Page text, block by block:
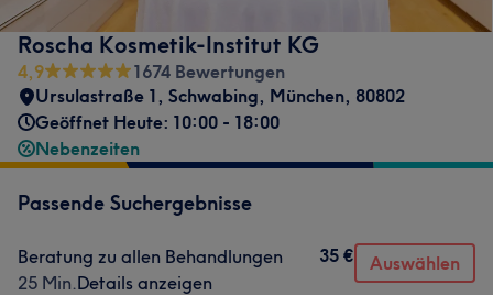
Roscha Kosmetik-Institut KG
4,9
1674 Bewertungen
Ursulastraße 1, Schwabing, München, 80802
Geöffnet Heute: 10:00 - 18:00
Nebenzeiten
Passende Suchergebnisse
Beratung zu allen Behandlungen
25 Min.Details anzeigen
35 € Auswählen